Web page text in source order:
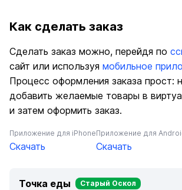
Как сделать заказ
Сделать заказ можно, перейдя по
сайт или используя мобильное
Процесс оформления заказа прост:
добавить желаемые товары в
и затем оформить заказ.
Приложение для iPhone
Скачать
Приложение для
Скачать
Точка еды Старый Оскол